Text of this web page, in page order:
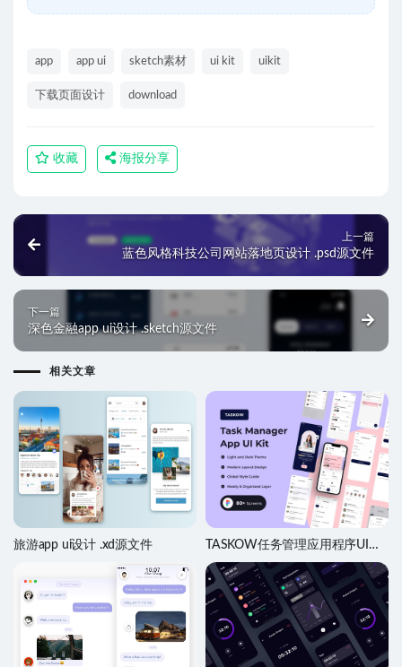
app app ui sketch素材 ui kit uikit
下载页面设计 download
收藏 海报分享
上一篇
蓝色风格科技公司网站落地页设计 .psd源文件
下一篇
深色金融app ui设计 .sketch源文件
相关文章
旅游app ui设计 .xd源文件
TASKOW任务管理应用程序UI设
计Figma素材